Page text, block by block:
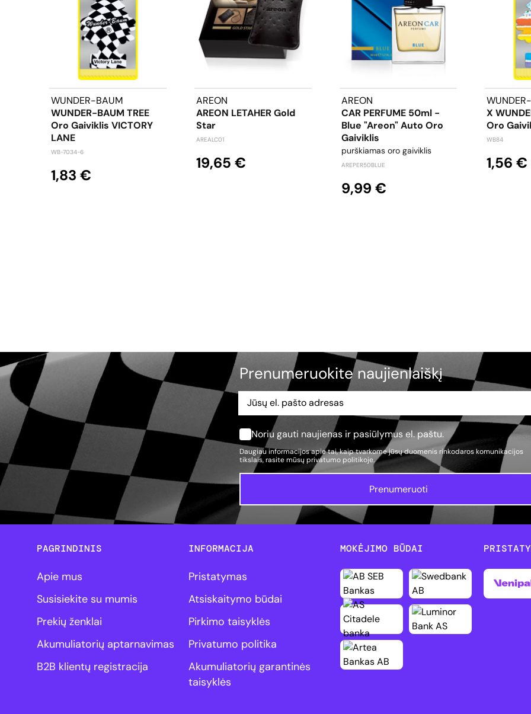
WUNDER-BAUM
WUNDER-BAUM TREE
Oro Gaiviklis VICTORY
LANE
WB-7034-6
1,83 €
AREON
AREON LETAHER Gold
Star
AREALC01
19,65 €
AREON
CAR PERFUME 50ml -
Blue "Areon" Auto Oro
Gaiviklis
purškiamas oro gaiviklis
AREPER50BLUE
9,99 €
X
Oro
WB84
1,56 €
Prenumeruokite naujienlaiškį
Noriu gauti naujienas ir pasiūlymus el. paštu.
Daugiau informacijos apie tai, kaip tvarkome jūsų duomenis rinkodaros komunikacijos
tikslais, rasite mūsų privatumo politikoje.
Prenumeruoti
PAGRINDINIS
Apie mus
Susisiekite su mumis
Prekių ženklai
Akumuliatorių aptarnavimas
B2B klientų registracija
INFORMACIJA
Pristatymas
Atsiskaitymo būdai
Pirkimo taisyklės
Privatumo politika
Akumuliatorių garantinės
taisyklės
MOKĖJIMO BŪDAI